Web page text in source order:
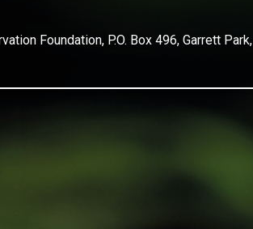
Foundation, P.O. Box 496, Garrett Park,